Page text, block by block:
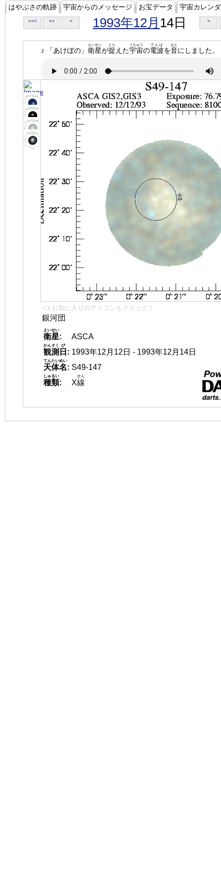
はやぶさの軌跡 宇宙からのメッセージ お宝データ 宇宙カレン
<<< << < 1993年12月 14日 >
♪ 「あけぼの」 衛星
えいせい
が捉
とら
えた宇宙
うちゅう
の電波
でんぱ
を音
おと
にしました。
👈 お気に入りのアイコンをクリック！
銀河団
衛星
えいせい
:
ASCA
観測
かんそく
日
び
: 1993年12月12日 - 1993年12月14日
天体名
てんたいめい
: S49-147
種類
しゅるい
: X線
せん